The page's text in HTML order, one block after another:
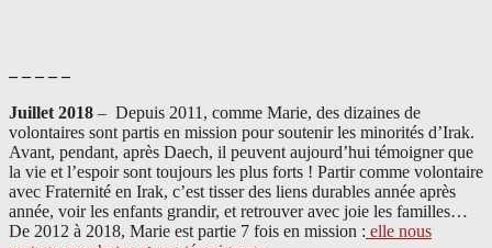
– – – – –
Juillet 2018 – Depuis 2011, comme Marie, des dizaines de
volontaires sont partis en mission pour soutenir les minorités d’Irak.
Avant, pendant, après Daech, il peuvent aujourd’hui témoigner que
la vie et l’espoir sont toujours les plus forts ! Partir comme volontaire
avec Fraternité en Irak, c’est tisser des liens durables année après
année, voir les enfants grandir, et retrouver avec joie les familles…
De 2012 à 2018, Marie est partie 7 fois en mission : elle nous